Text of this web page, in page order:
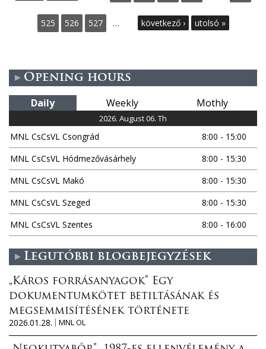
e
s
525 526 527 … következő › utolsó »
Opening hours
Daily Weekly Mothly
2026. August 06. Th
MNL CsCsVL Csongrád
8:00 - 15:00
MNL CsCsVL Hódmezővásárhely
8:00 - 15:30
MNL CsCsVL Makó
8:00 - 15:30
MNL CsCsVL Szeged
8:00 - 15:30
MNL CsCsVL Szentes
8:00 - 16:00
Legutóbbi blogbejegyzések
„Káros forrásanyagok” Egy
dokumentumkötet betiltásának és
megsemmisítésének története
2026.01.28.
MNL OL